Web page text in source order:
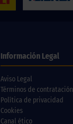
Información Legal
Aviso Legal
Términos de contratación
Política de privacidad
Cookies
Canal ético